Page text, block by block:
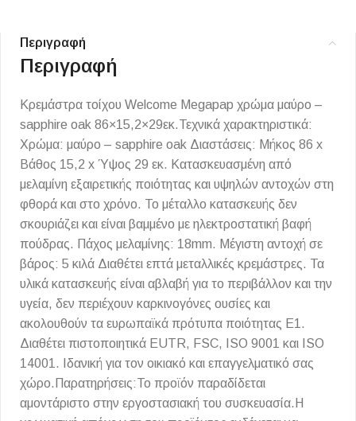
Περιγραφή
Περιγραφή
Κρεμάστρα τοίχου Welcome Megapap χρώμα μαύρο –
sapphire oak 86×15,2×29εκ.Τεχνικά χαρακτηριστικά:
Χρώμα: μαύρο – sapphire oak Διαστάσεις: Μήκος 86 x
Βάθος 15,2 x Ύψος 29 εκ. Κατασκευασμένη από
μελαμίνη εξαιρετικής ποιότητας και υψηλών αντοχών στη
φθορά και στο χρόνο. Το μέταλλο κατασκευής δεν
σκουριάζει και είναι βαμμένο με ηλεκτροστατική βαφή
πούδρας. Πάχος μελαμίνης: 18mm. Μέγιστη αντοχή σε
βάρος: 5 κιλά Διαθέτει επτά μεταλλικές κρεμάστρες. Τα
υλικά κατασκευής είναι αβλαβή για το περιβάλλον και την
υγεία, δεν περιέχουν καρκινογόνες ουσίες και
ακολουθούν τα ευρωπαϊκά πρότυπα ποιότητας Ε1.
Διαθέτει πιστοποιητικά EUTR, FSC, ISO 9001 και ISO
14001. Ιδανική για τον οικιακό και επαγγελματικό σας
χώρο.Παρατηρήσεις:Το προϊόν παραδίδεται
αμοντάριστο στην εργοστασιακή του συσκευασία.Η